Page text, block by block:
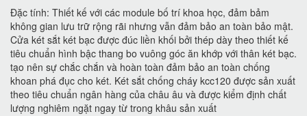
Đặc tính: Thiết kế với các module bố trí khoa học, đảm bảm
không gian lưu trữ rộng rãi nhưng vẫn đảm bảo an toàn bảo mật.
Cửa két sắt két bạc được đúc liền khối bởi thép dày theo thiết kế
tiêu chuẩn hình bậc thang bo vuông góc ăn khớp với thân két bạc.
tạo nên sự chắc chắn và hoàn toàn đảm bảo an toàn chống
khoan phá đục cho két. Két sắt chống cháy kcc120 được sản xuất
theo tiêu chuẩn ngân hàng của châu âu và được kiểm định chất
lượng nghiêm ngặt ngay từ trong khâu sản xuất